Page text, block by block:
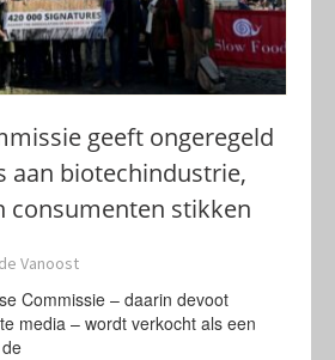
geeft ongeregeld
aan biotechindustrie,
consumenten stikken
Vanoost
Commissie – daarin devoot
media – wordt verkocht als een